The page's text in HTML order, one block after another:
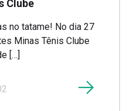
Clube
no tatame! No dia 27
Minas Tênis Clube
[…]